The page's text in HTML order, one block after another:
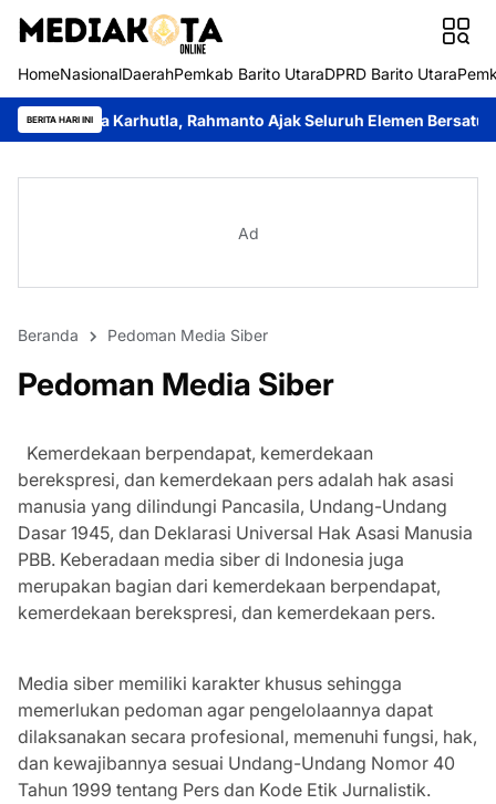
HomeNasionalDaerahPemkab Barito UtaraDPRD Barito Utara
BERITA HARI INI
Karhutla, Rahmanto Ajak Seluruh Elemen Bersatu Cegah
Ad
Beranda Pedoman Media Siber
Pedoman Media Siber
Kemerdekaan berpendapat, kemerdekaan
berekspresi, dan kemerdekaan pers adalah hak asasi
manusia yang dilindungi Pancasila, Undang-Undang
Dasar 1945, dan Deklarasi Universal Hak Asasi Manusia
PBB. Keberadaan media siber di Indonesia juga
merupakan bagian dari kemerdekaan berpendapat,
kemerdekaan berekspresi, dan kemerdekaan pers.
Media siber memiliki karakter khusus sehingga
memerlukan pedoman agar pengelolaannya dapat
dilaksanakan secara profesional, memenuhi fungsi, hak,
dan kewajibannya sesuai Undang-Undang Nomor 40
Tahun 1999 tentang Pers dan Kode Etik Jurnalistik.